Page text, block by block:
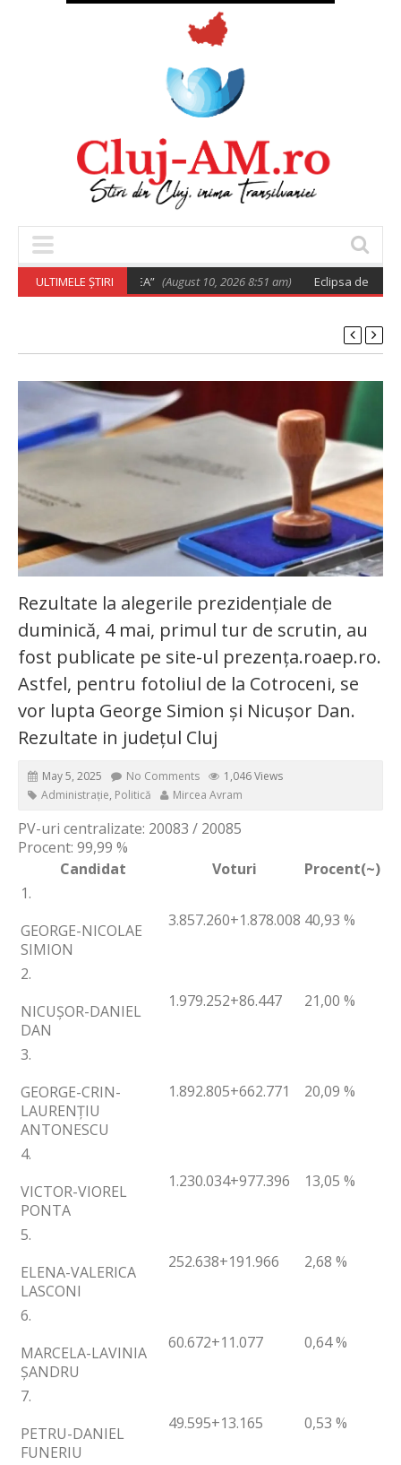
ULTIMELE ȘTIRI
de varză “MOAREA” (August 10, 2026 8:51 am) Eclipsa de Soare
Rezultate la alegerile prezidențiale de
duminică, 4 mai, primul tur de scrutin, au
fost publicate pe site-ul prezența.roaep.ro.
Astfel, pentru fotoliul de la Cotroceni, se
vor lupta George Simion și Nicușor Dan.
Rezultate in județul Cluj
May 5, 2025 No Comments
1,046 Views
Administrație, Politică Mircea Avram
PV-uri centralizate: 20083 / 20085
Procent: 99,99 %
Candidat
Voturi
Procent(~)
1.
GEORGE-NICOLAE
SIMION
3.857.260+1.878.008 40,93 %
2.
NICUȘOR-DANIEL
DAN
1.979.252+86.447 21,00 %
3.
GEORGE-CRIN-
LAURENȚIU
ANTONESCU
1.892.805+662.771 20,09 %
4.
VICTOR-VIOREL
PONTA
1.230.034+977.396 13,05 %
5.
ELENA-VALERICA
LASCONI
252.638+191.966 2,68 %
6.
MARCELA-LAVINIA
ȘANDRU
60.672+11.077 0,64 %
7.
PETRU-DANIEL
FUNERIU
49.595+13.165 0,53 %